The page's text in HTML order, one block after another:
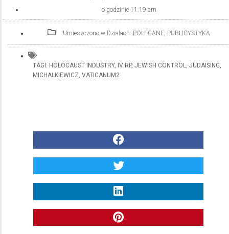
o godzinie 11:19 am
Umieszczono w Działach: POLECANE, PUBLICYSTYKA
TAGI: HOLOCAUST INDUSTRY, IV RP, JEWISH CONTROL, JUDAISING,
MICHALKIEWICZ, VATICANUM2